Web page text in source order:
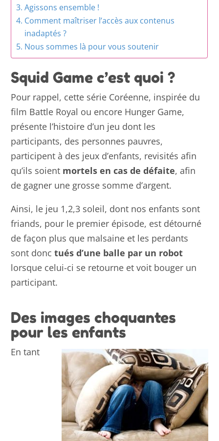
Agissons ensemble !
Comment maîtriser l’accès aux contenus
inadaptés ?
Nous sommes là pour vous soutenir
Squid Game c’est quoi ?
Pour rappel, cette série Coréenne, inspirée du
film Battle Royal ou encore Hunger Game,
présente l’histoire d’un jeu dont les
participants, des personnes pauvres,
participent à des jeux d’enfants, revisités afin
qu’ils soient mortels en cas de défaite, afin
de gagner une grosse somme d’argent.
Ainsi, le jeu 1,2,3 soleil, dont nos enfants sont
friands, pour le premier épisode, est détourné
de façon plus que malsaine et les perdants
sont donctués d’une balle par un robot
lorsque celui-ci se retourne et voit bouger un
participant.
Des images choquantes
pour les enfants
En tant